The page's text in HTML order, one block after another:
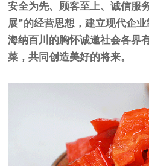
安全为先、顾客至上、诚信服
展”的经营思想，建立现代企
海纳百川的胸怀诚邀社会各界
菜，共同创造美好的将来。